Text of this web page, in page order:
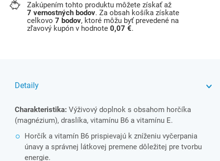
Zakúpením tohto produktu môžete získať až
7 vernostných bodov. Za obsah košíka získate
celkovo 7 bodov, ktoré môžu byť prevedené na
zľavový kupón v hodnote 0,07 €.
Detaily
Charakteristika: Výživový doplnok s obsahom horčíka
(magnézium), draslíka, vitamínu B6 a vitamínu E.
Horčík a vitamín B6 prispievajú k zníženiu vyčerpania
únavy a správnej látkovej premene dôležitej pre tvorbu
energie.